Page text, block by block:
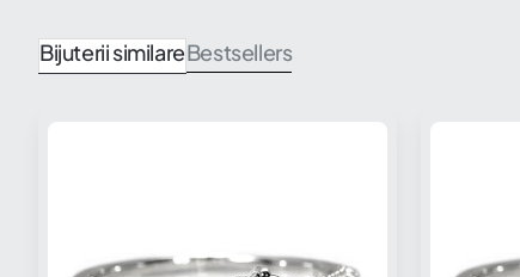
Bijuterii similareBestsellers